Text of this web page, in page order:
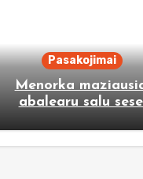
Pasakojimai
Menorka
abalearu salu sese